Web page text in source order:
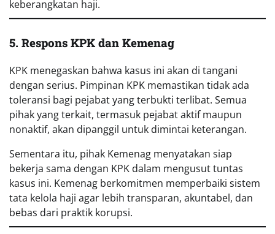
keberangkatan haji.
5. Respons KPK dan Kemenag
KPK menegaskan bahwa kasus ini akan di tangani
dengan serius. Pimpinan KPK memastikan tidak ada
toleransi bagi pejabat yang terbukti terlibat. Semua
pihak yang terkait, termasuk pejabat aktif maupun
nonaktif, akan dipanggil untuk dimintai keterangan.
Sementara itu, pihak Kemenag menyatakan siap
bekerja sama dengan KPK dalam mengusut tuntas
kasus ini. Kemenag berkomitmen memperbaiki sistem
tata kelola haji agar lebih transparan, akuntabel, dan
bebas dari praktik korupsi.